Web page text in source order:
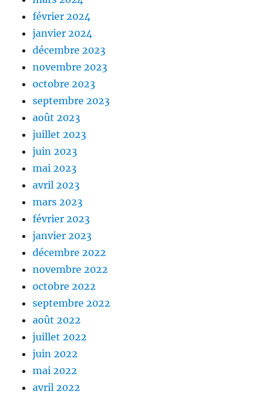
février 2024
janvier 2024
décembre 2023
novembre 2023
octobre 2023
septembre 2023
août 2023
juillet 2023
juin 2023
mai 2023
avril 2023
mars 2023
février 2023
janvier 2023
décembre 2022
novembre 2022
octobre 2022
septembre 2022
août 2022
juillet 2022
juin 2022
mai 2022
avril 2022